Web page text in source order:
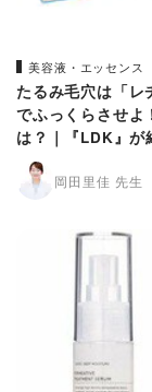
美容液・エッセンス
たるみ毛穴は「レ
でふっくらさせよ
は？｜『LDK』が
岡田里佳 先生